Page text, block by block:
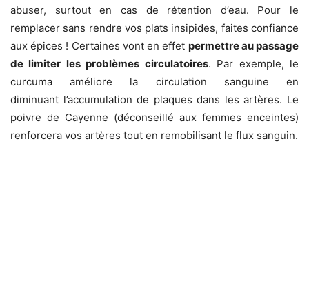
abuser, surtout en cas de rétention d’eau. Pour le
remplacer sans rendre vos plats insipides, faites confiance
aux épices ! Certaines vont en effet permettre au passage
de limiter les problèmes circulatoires. Par exemple, le
curcuma améliore la circulation sanguine en
diminuant l’accumulation de plaques dans les artères. Le
poivre de Cayenne (déconseillé aux femmes enceintes)
renforcera vos artères tout en remobilisant le flux sanguin.